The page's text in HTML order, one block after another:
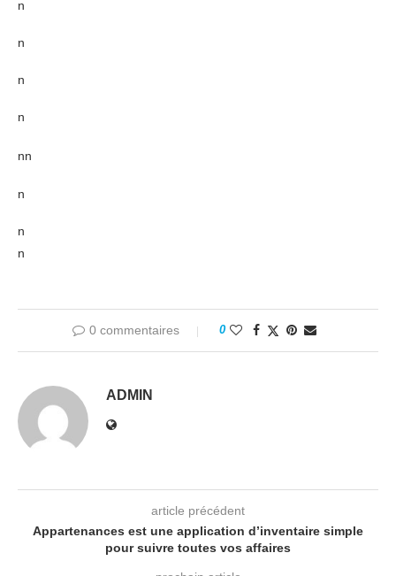
n
n
n
n
nn
n
n
n
0 commentaires 0
ADMIN
article précédent
Appartenances est une application d’inventaire simple
pour suivre toutes vos affaires